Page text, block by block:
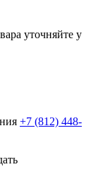
уточняйте у
+7 (812) 448-